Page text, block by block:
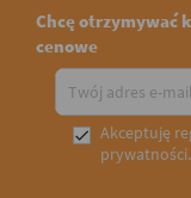
Chcę otrzymywać
cenowe
 Akceptuję
prywatności.